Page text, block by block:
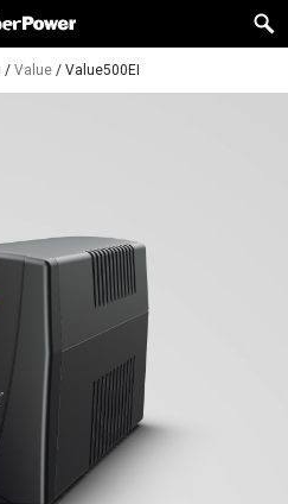
/ Value / Value500EI